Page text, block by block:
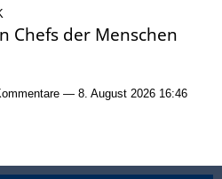
Chefs der Menschen
— 8. August 2026 16:46